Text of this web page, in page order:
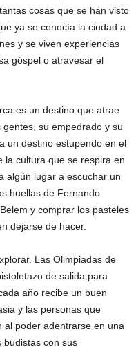
cosas que se han visto
ya se conocía la ciudad a
y se viven experiencias
góspel o atravesar el
es un destino que atrae
su empedrado y su
un destino estupendo en el
la cultura que se respira en
algún lugar a escuchar un
huellas de Fernando
y comprar los pasteles
dejarse de hacer.
Las Olimpiadas de
de salida para
año recibe un buen
y las personas que
al poder adentrarse en una
budistas con sus